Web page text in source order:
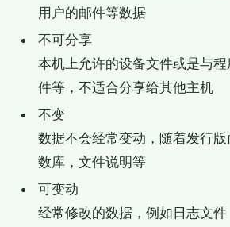
用户的邮件等数据
不可分享
本机上允许的设备文件或是与
件等，不适合分享给其他主机
不变
数据不会经常变动，随着发行
数库，文件说明等
可变动
经常修改的数据，例如日志文件